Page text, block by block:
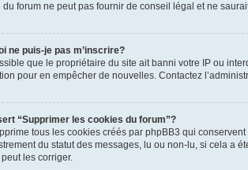
du forum ne peut pas fournir de conseil légal et ne
ne puis-je pas m’inscrire?
que le propriétaire du site ait banni votre IP ou
pour en empêcher de nouvelles. Contactez
“Supprimer les cookies du forum”?
tous les cookies créés par phpBB3 qui
du statut des messages, lu ou non-lu, si cela a
les corriger.